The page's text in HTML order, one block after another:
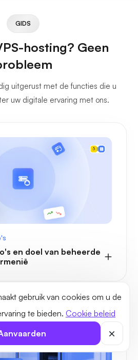
gebruik van cookies om u de
te bieden. Cookie beleid
GIDS
hosting? Geen
uitgerust met de functies die u
uw digitale ervaring met ons.
en doel van beheerde